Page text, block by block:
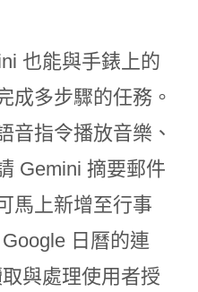
也能與手錶上的
成多步驟的任務。
音指令播放音樂、
Gemini 摘要郵件
馬上新增至行事
日曆的連
與處理使用者授